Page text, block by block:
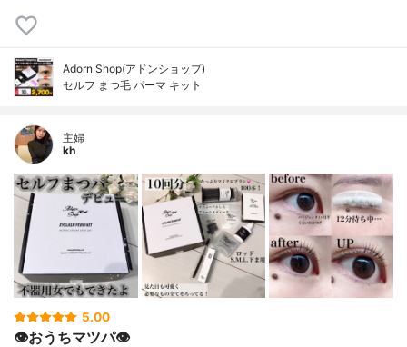
Adorn Shop(アドンショップ)
セルフ まつ毛 パーマ キット
主婦
kh
5.00
👁おうちマツパ👁